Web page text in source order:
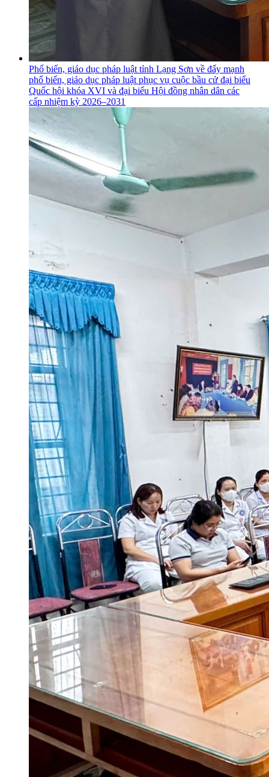
Phổ biến, giáo dục pháp luật tỉnh Lạng Sơn về đẩy mạnh
phổ biến, giáo dục pháp luật phục vụ cuộc bầu cử đại biểu
Quốc hội khóa XVI và đại biểu Hội đồng nhân dân các
cấp nhiệm kỳ 2026–2031